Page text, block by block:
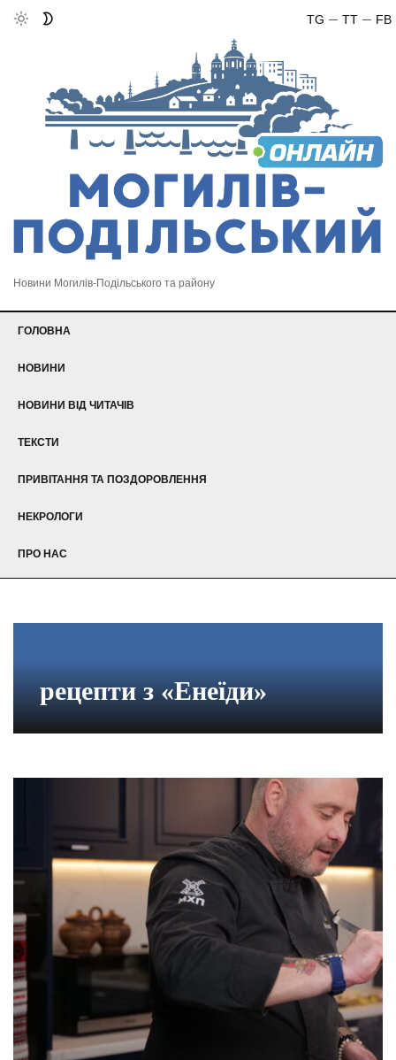
FB
TT
TG
Новини Могилів-Подільського та району
ГОЛОВНА
НОВИНИ
НОВИНИ ВІД ЧИТАЧІВ
ТЕКСТИ
ПРИВІТАННЯ ТА ПОЗДОРОВЛЕННЯ
НЕКРОЛОГИ
ПРО НАС
рецепти з «Енеїди»